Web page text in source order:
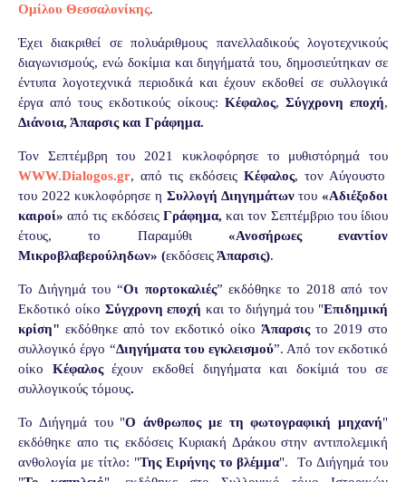
Ομίλου Θεσσαλονίκης.
Έχει διακριθεί σε πολυάριθμους πανελλαδικούς λογοτεχνικούς
διαγωνισμούς, ενώ δοκίμια και διηγήματά του, δημοσιεύτηκαν σε
έντυπα λογοτεχνικά περιοδικά και έχουν εκδοθεί σε συλλογικά
έργα από τους εκδοτικούς οίκους: Κέφαλος, Σύγχρονη εποχή,
Διάνοια, Άπαρσις και Γράφημα.
Τον Σεπτέμβρη
του 2021 κυκλοφόρησε το μυθιστόρημά του
WWW.Dialogos.gr, από τις εκδόσεις Κέφαλος, τον Αύγουστο
του 2022 κυκλοφόρησε η Συλλογή Διηγημάτωντου«Αδιέξοδοι
καιροί» από τις εκδόσεις Γράφημα,και τον Σεπτέμβριο του ίδιου
έτους, το Παραμύθι «Ανοσήρωες εναντίον
Μικροβλαβερούληδων» (εκδόσειςΆπαρσις).
Το Διήγημά του “Οι πορτοκαλιές” εκδόθηκε το 2018 από τον
Εκδοτικό οίκο Σύγχρονη εποχή και το διήγημά του "Επιδημική
κρίση" εκδόθηκε από τον εκδοτικό οίκο Άπαρσις το 2019 στο
συλλογικό έργο “Διηγήματα του εγκλεισμού”. Από τον εκδοτικό
οίκο Κέφαλοςέχουν εκδοθεί διηγήματα και δοκίμιά του σε
συλλογικούς τόμους.
Το Διήγημά του "Ο άνθρωπος με τη φωτογραφική μηχανή"
εκδόθηκε απο τις εκδόσεις Κυριακή Δράκου στην αντιπολεμική
ανθολογία με τίτλο: "Της Ειρήνης το βλέμμα".
Tο Διήγημά του